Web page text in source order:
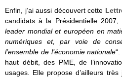
Enfin, j’ai aussi découvert cette
candidats à la Présidentielle 2007,
leader mondial et européen en
numériques et, par voie de
l’ensemble de l’économie nationale
haut débit, des PME, de
usages. Elle propose d’ailleurs très